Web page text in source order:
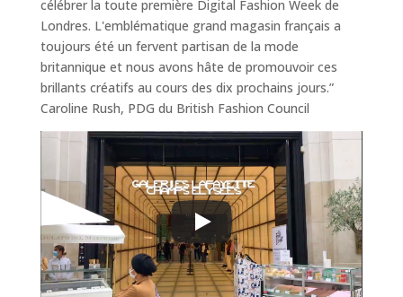
célébrer la toute première Digital Fashion Week de
Londres. L'emblématique grand magasin français a
toujours été un fervent partisan de la mode
britannique et nous avons hâte de promouvoir ces
brillants créatifs au cours des dix prochains jours.”
Caroline Rush, PDG du British Fashion Council